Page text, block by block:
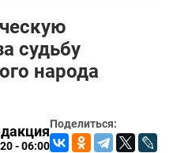
судьбу
народа
Поделиться:
- 06:00